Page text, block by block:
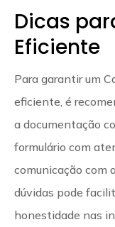
Dicas
Eficiente
Para garantir um
eficiente, é
a documentação
formulário com
comunicação com
dúvidas pode
honestidade nas